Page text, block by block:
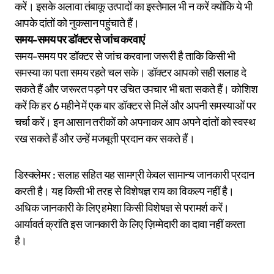
करें। इसके अलावा तंबाकू उत्पादों का इस्तेमाल भी न करें क्योंकि ये भी
आपके दांतों को नुकसान पहुंचाते हैं।
समय-समय पर डॉक्टर से जांच करवाएं
समय-समय पर डॉक्टर से जांच करवाना जरूरी है ताकि किसी भी
समस्या का पता समय रहते चल सके। डॉक्टर आपको सही सलाह दे
सकते हैं और जरूरत पड़ने पर उचित उपचार भी बता सकते हैं। कोशिश
करें कि हर 6 महीने में एक बार डॉक्टर से मिलें और अपनी समस्याओं पर
चर्चा करें। इन आसान तरीकों को अपनाकर आप अपने दांतों को स्वस्थ
रख सकते हैं और उन्हें मजबूती प्रदान कर सकते हैं।
डिस्क्लेमर : सलाह सहित यह सामग्री केवल सामान्य जानकारी प्रदान
करती है। यह किसी भी तरह से विशेषज्ञ राय का विकल्प नहीं है।
अधिक जानकारी के लिए हमेशा किसी विशेषज्ञ से परामर्श करें।
आर्यावर्त क्रांति इस जानकारी के लिए ज़िम्मेदारी का दावा नहीं करता
है।